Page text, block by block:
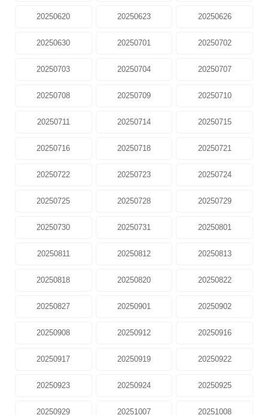
20250620 20250623 20250626
20250630 20250701 20250702
20250703 20250704 20250707
20250708 20250709 20250710
20250711 20250714 20250715
20250716 20250718 20250721
20250722 20250723 20250724
20250725 20250728 20250729
20250730 20250731 20250801
20250811 20250812 20250813
20250818 20250820 20250822
20250827 20250901 20250902
20250908 20250912 20250916
20250917 20250919 20250922
20250923 20250924 20250925
20250929 20251007 20251008